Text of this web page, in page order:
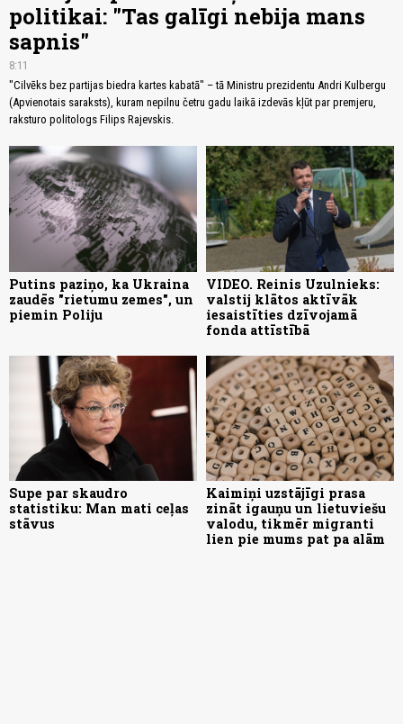
politikai: "Tas galīgi nebija mans
sapnis"
8:11
"Cilvēks bez partijas biedra kartes kabatā" – tā Ministru prezidentu Andri Kulbergu
(Apvienotais saraksts), kuram nepilnu četru gadu laikā izdevās kļūt par premjeru,
raksturo politologs Filips Rajevskis.
Putins paziņo, ka Ukraina
zaudēs "rietumu zemes", un
piemin Poliju
VIDEO. Reinis Uzulnieks:
valstij klātos aktīvāk
iesaistīties dzīvojamā
fonda attīstībā
Supe par skaudro
statistiku: Man mati ceļas
stāvus
Kaimiņi uzstājīgi prasa
zināt igauņu un lietuviešu
valodu, tikmēr migranti
lien pie mums pat pa alām